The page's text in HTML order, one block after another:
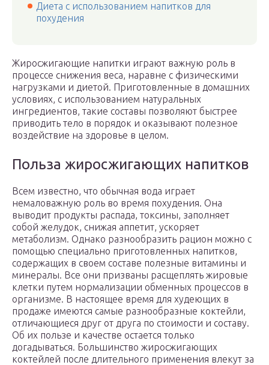
Диета с использованием напитков для
похудения
Жиросжигающие напитки играют важную роль в
процессе снижения веса, наравне с физическими
нагрузками и диетой. Приготовленные в домашних
условиях, с использованием натуральных
ингредиентов, такие составы позволяют быстрее
приводить тело в порядок и оказывают полезное
воздействие на здоровье в целом.
Польза жиросжигающих напитков
Всем известно, что обычная вода играет
немаловажную роль во время похудения. Она
выводит продукты распада, токсины, заполняет
собой желудок, снижая аппетит, ускоряет
метаболизм. Однако разнообразить рацион можно с
помощью специально приготовленных напитков,
содержащих в своем составе полезные витамины и
минералы. Все они призваны расщеплять жировые
клетки путем нормализации обменных процессов в
организме. В настоящее время для худеющих в
продаже имеются самые разнообразные коктейли,
отличающиеся друг от друга по стоимости и составу.
Об их пользе и качестве остается только
догадываться. Большинство жиросжигающих
коктейлей после длительного применения влекут за